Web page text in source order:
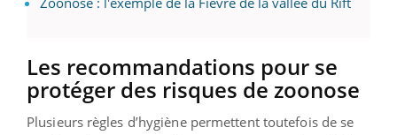
Les recommandations pour se
protéger des risques de zoonose
Plusieurs règles d’hygiène permettent toutefois de se